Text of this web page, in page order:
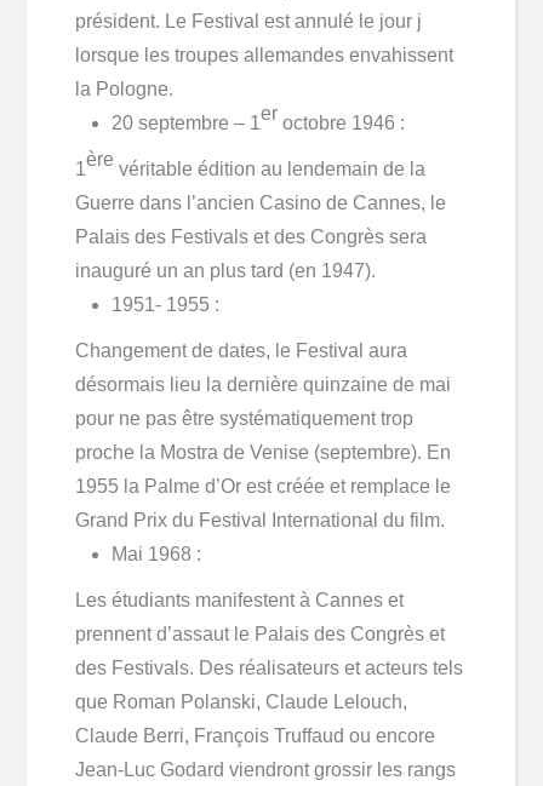
président. Le Festival est annulé le jour j
lorsque les troupes allemandes envahissent
la Pologne.
20 septembre – 1er octobre 1946 :
1ère véritable édition au lendemain de la
Guerre dans l’ancien Casino de Cannes, le
Palais des Festivals et des Congrès sera
inauguré un an plus tard (en 1947).
1951- 1955 :
Changement de dates, le Festival aura
désormais lieu la dernière quinzaine de mai
pour ne pas être systématiquement trop
proche la Mostra de Venise (septembre). En
1955 la Palme d’Or est créée et remplace le
Grand Prix du Festival International du film.
Mai 1968 :
Les étudiants manifestent à Cannes et
prennent d’assaut le Palais des Congrès et
des Festivals. Des réalisateurs et acteurs tels
que Roman Polanski, Claude Lelouch,
Claude Berri, François Truffaud ou encore
Jean-Luc Godard viendront grossir les rangs